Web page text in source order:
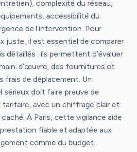
complexité du réseau,
accessibilité du
de l’intervention. Pour
juste, il est essentiel de comparer
détaillés : ils permettent d’évaluer
d’œuvre, des fournitures et
frais de déplacement. Un
sérieux doit faire preuve de
tarifaire, avec un chiffrage clair et
À Paris, cette vigilance aide
fiable et adaptée aux
comme du budget.